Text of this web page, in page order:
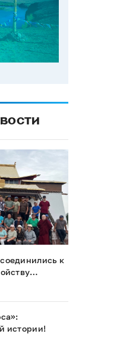
к
истории!